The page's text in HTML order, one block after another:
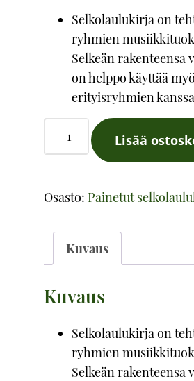
Selkolaulukirja on
ryhmien
Selkeän rakenteensa
on helppo käyttää
erityisryhmien kanssa
Selkolaulukirja
-
sanat
määrä
Lisää
Osasto: Painetut
Kuvaus
Kuvaus
Selkolaulukirja on
ryhmien
Selkeän rakenteensa